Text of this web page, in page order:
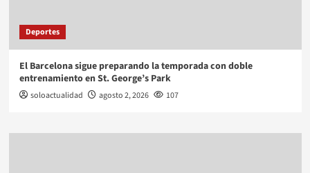
Deportes
El Barcelona sigue preparando la temporada con doble
entrenamiento en St. George’s Park
soloactualidad agosto 2, 2026 107